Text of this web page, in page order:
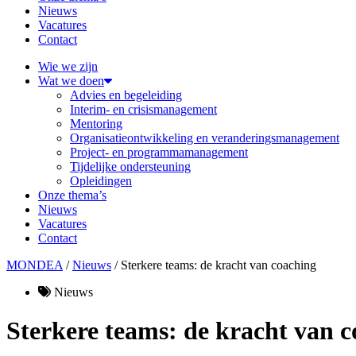
Nieuws
Vacatures
Contact
Wie we zijn
Wat we doen
Advies en begeleiding
Interim- en crisismanagement
Mentoring
Organisatieontwikkeling en veranderingsmanagement
Project- en programmamanagement
Tijdelijke ondersteuning
Opleidingen
Onze thema’s
Nieuws
Vacatures
Contact
MONDEA / Nieuws / Sterkere teams: de kracht van coaching
Nieuws
Sterkere teams: de kracht van